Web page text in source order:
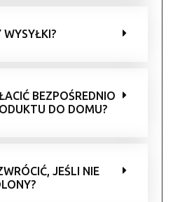
WYSYŁKI?
BEZPOŚREDNIO
DO DOMU?
JEŚLI NIE